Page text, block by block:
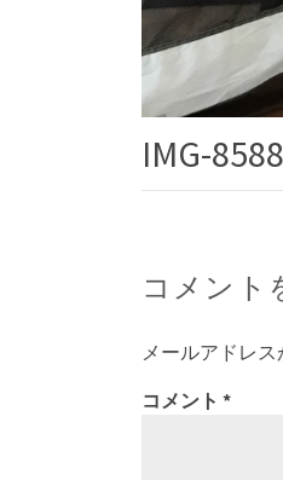
IMG-8588
コメント
メールアドレス
コメント *